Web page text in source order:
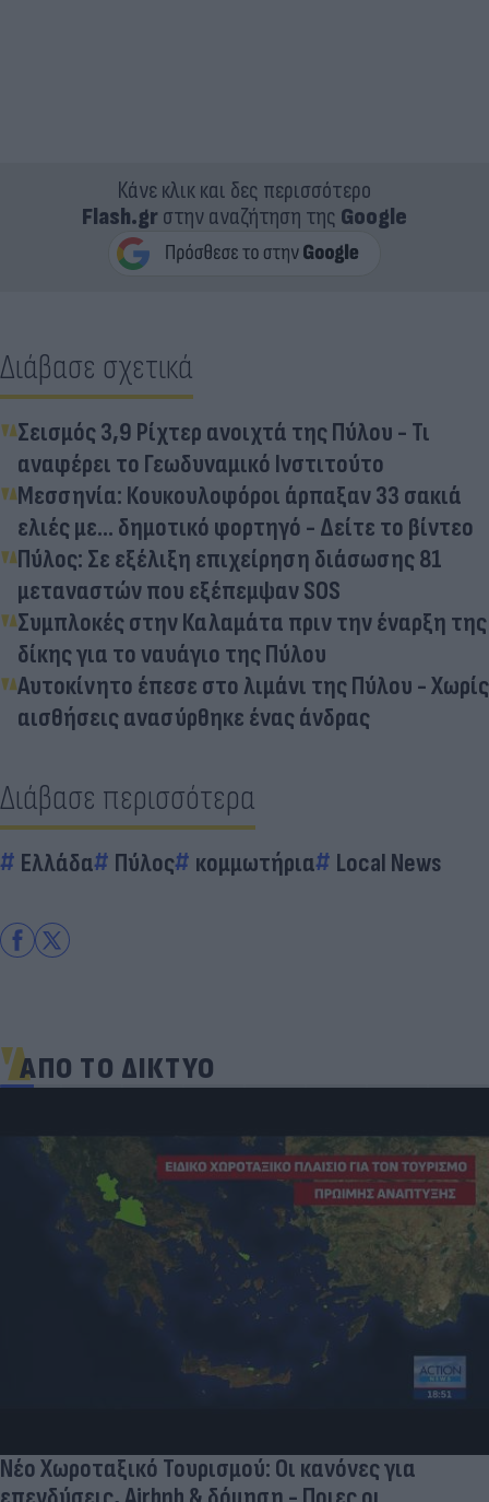
Κάνε κλικ και δες περισσότερο
Flash.grστην αναζήτηση της Google
Διάβασε σχετικά
Σεισμός 3,9 Ρίχτερ ανοιχτά της Πύλου - Τι
αναφέρει το Γεωδυναμικό Ινστιτούτο
Μεσσηνία: Κουκουλοφόροι άρπαξαν 33 σακιά
ελιές με... δημοτικό φορτηγό - Δείτε το βίντεο
Πύλος: Σε εξέλιξη επιχείρηση διάσωσης 81
μεταναστών που εξέπεμψαν SOS
Συμπλοκές στην Καλαμάτα πριν την έναρξη της
δίκης για το ναυάγιο της Πύλου
Αυτοκίνητο έπεσε στο λιμάνι της Πύλου - Χωρίς
αισθήσεις ανασύρθηκε ένας άνδρας
Διάβασε περισσότερα
Ελλάδα Πύλος κομμωτήρια Local News
ΑΠΟ ΤΟ ΔΙΚΤΥΟ
Aγνώριστος στα 55 του ο θρύλος του παγκόσμιου